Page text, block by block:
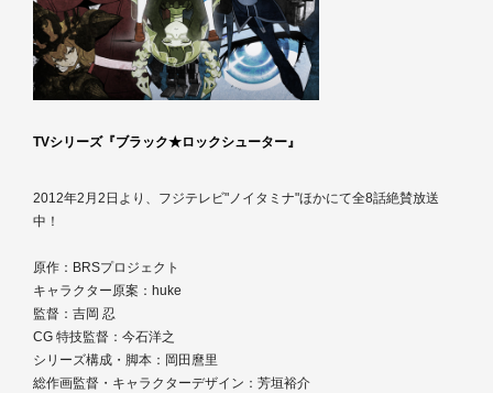
TVシリーズ『ブラック★ロックシューター』
2012年2月2日より、フジテレビ"ノイタミナ"ほかにて全8話絶賛放送
中！
原作：BRSプロジェクト
キャラクター原案：huke
監督：吉岡 忍
CG 特技監督：今石洋之
シリーズ構成・脚本：岡田麿里
総作画監督・キャラクターデザイン：芳垣裕介